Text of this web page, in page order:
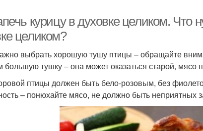
курицу в духовке целиком. Что
целиком?
выбрать хорошую тушу птицы – обращайте
большую тушку – она может оказаться старой, мясо
птицы должен быть бело-розовым, без
– понюхайте мясо, не должно быть неприятных